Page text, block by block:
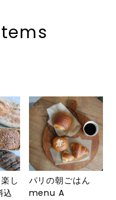
し
込
パリの朝ごはん
menu A